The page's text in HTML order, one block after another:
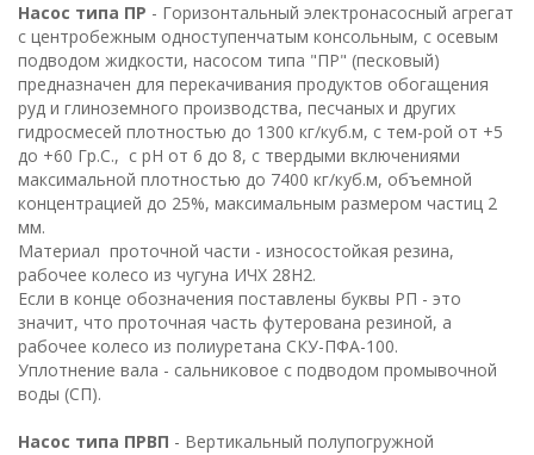
Насос типа ПР - Горизонтальный электронасосный агрегат
с центробежным одноступенчатым консольным, с осевым
подводом жидкости, насосом типа "ПР" (песковый)
предназначен для перекачивания продуктов обогащения
руд и глиноземного производства, песчаных и других
гидросмесей плотностью до 1300 кг/куб.м, с тем-рой от +5
до +60 Гр.С., с рН от 6 до 8, с твердыми включениями
максимальной плотностью до 7400 кг/куб.м, объемной
концентрацией до 25%, максимальным размером частиц 2
мм.
Материал проточной части - износостойкая резина,
рабочее колесо из чугуна ИЧХ 28Н2.
Если в конце обозначения поставлены буквы РП - это
значит, что проточная часть футерована резиной, а
рабочее колесо из полиуретана СКУ-ПФА-100.
Уплотнение вала - сальниковое с подводом промывочной
воды (СП).
Насос типа ПРВП - Вертикальный полупогружной